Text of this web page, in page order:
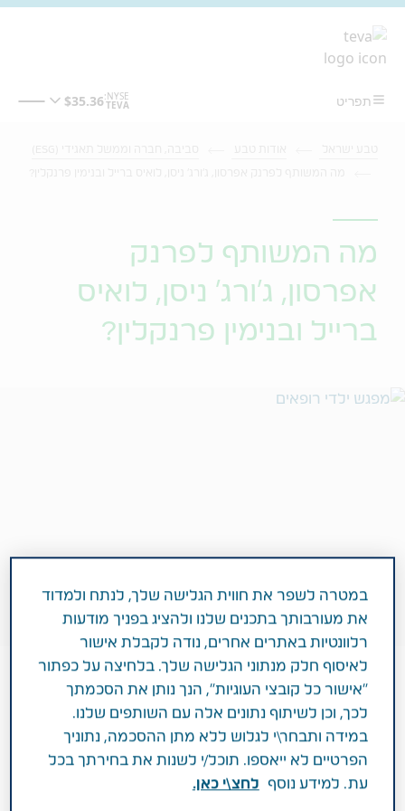
מה המשותף לפרנק
אפרסון, ג'ורג' ניסן, לואיס
ברייל ובנימין פרנקלין?
3 דקות
פברואר 20, 2021
סביבה, חברה וממשל תאגידי (ESG)
במטרה לשפר את חווית הגלישה שלך, לנתח ולמדוד
את מעורבותך בתכנים שלנו ולהציג בפניך מודעות
רלוונטיות באתרים אחרים, נודה לקבלת אישור
לאיסוף חלק מנתוני הגלישה שלך. בלחיצה על כפתור
"אישור כל קובצי העוגיות", הנך נותן את הסכמתך
לכך, וכן לשיתוף נתונים אלה עם השותפים שלנו.
במידה ותבחר\י לגלוש ללא מתן ההסכמה, נתוניך
הפרטיים לא ייאספו. תוכל/י לשנות את בחירתך בכל
עת. למידע נוסף
לחצ\י כאן.